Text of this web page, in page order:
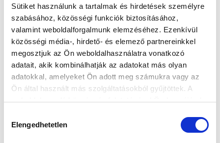
Sütiket használunk a tartalmak és hirdetések személyre
szabásához, közösségi funkciók biztosításához,
valamint weboldalforgalmunk elemzéséhez. Ezenkívül
közösségi média-, hirdető- és elemező partnereinkkel
megosztjuk az Ön weboldalhasználatra vonatkozó
adatait, akik kombinálhatják az adatokat más olyan
adatokkal, amelyeket Ön adott meg számukra vagy az
Ön által használt más szolgáltatásokból gyűjtöttek. A
weboldalon való böngészés folytatásával Ön hozzájárul a
kiválasztása
Elengedhetetlen
NB III: BRAVÚROS GYŐZELEMMEL
INDÍTOTTUK A SZEZONT
2026-07-26
NB III-as csapatunk a tavaly NB II-es Budafok
legyőzésével kezdte az idényt.